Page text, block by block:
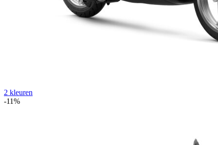
2 kleuren
-11%